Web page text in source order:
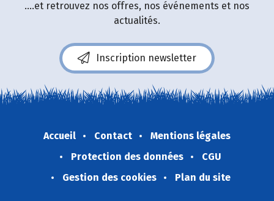
....et retrouvez nos offres, nos événements et nos
actualités.
Inscription newsletter
Accueil Contact
Mentions légales
Protection des données
CGU
Gestion des cookies
Plan du site